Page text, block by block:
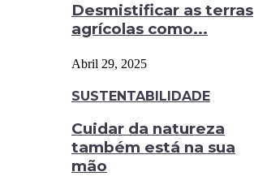
Desmistificar as terras
agrícolas como...
Abril 29, 2025
SUSTENTABILIDADE
Cuidar da natureza
também está na sua
mão